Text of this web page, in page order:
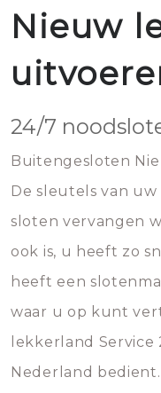
Nieuw
24/7
Buitengesloten
De sleutels van
sloten vervangen
ook is, u heeft zo
heeft een
waar u op kunt
lekkerland Service
Nederland bedient.